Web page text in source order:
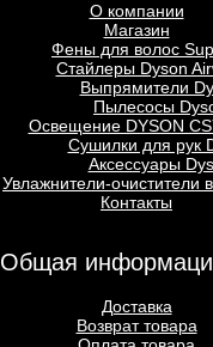
О компании
Магазин
Фены для волос
Стайлеры Dyson
Выпрямители
Пылесосы
Освещение DYSON
Сушилки для рук
Аксессуары
Увлажнители-очистители
Контакты
Общая
Доставка
Возврат товара